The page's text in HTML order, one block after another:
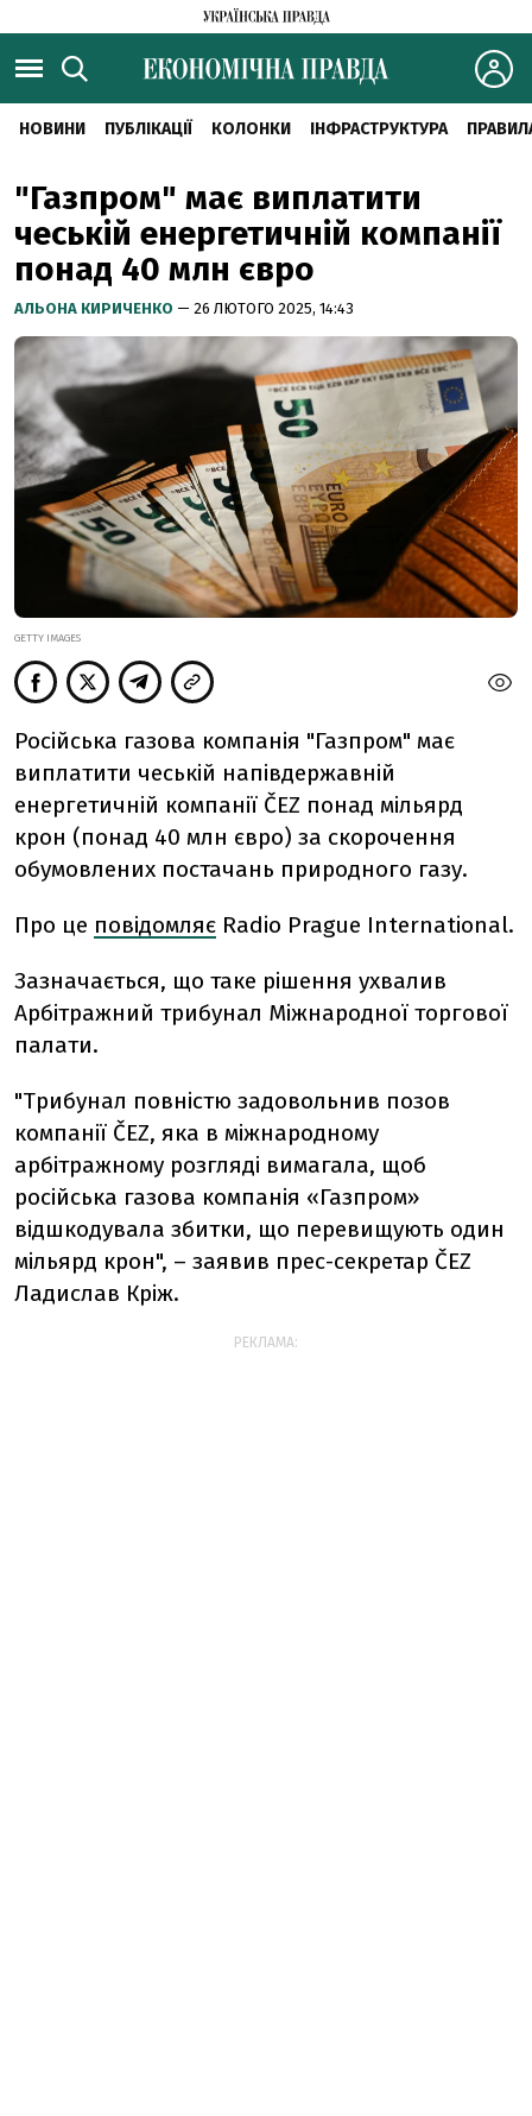
НОВИНИ ПУБЛІКАЦІЇ КОЛОНКИ ІНФРАСТРУКТУРА
"Газпром" має виплатити
чеській енергетичній компанії
понад 40 млн євро
АЛЬОНА КИРИЧЕНКО — 26 ЛЮТОГО 2025, 14:43
GETTY IMAGES
Російська газова компанія "Газпром" має
виплатити чеській напівдержавній
енергетичній компанії ČEZ понад мільярд
крон (понад 40 млн євро) за скорочення
обумовлених постачань природного газу.
Про це повідомляє Radio Prague International.
Зазначається, що таке рішення ухвалив
Арбітражний трибунал Міжнародної торгової
палати.
"Трибунал повністю задовольнив позов
компанії ČEZ, яка в міжнародному
арбітражному розгляді вимагала, щоб
російська газова компанія «Газпром»
відшкодувала збитки, що перевищують один
мільярд крон", – заявив прес-секретар ČEZ
Ладислав Кріж.
РЕКЛАМА: